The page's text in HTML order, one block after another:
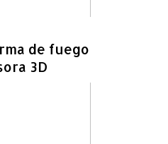
de fuego
3D